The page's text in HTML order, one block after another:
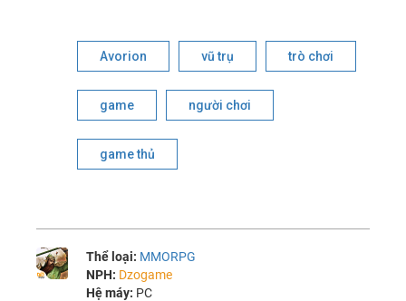
Avorion vũ trụ trò chơi
game người chơi
game thủ
Thể loại: MMORPG
NPH: Dzogame
Hệ máy: PC